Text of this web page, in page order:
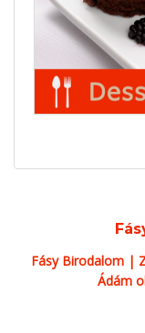
Fásy Birodalom |
Ádám